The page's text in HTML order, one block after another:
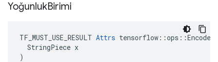
YoğunlukBirimi
TF_MUST_USE_RESULT Attrs
  StringPiece x
)